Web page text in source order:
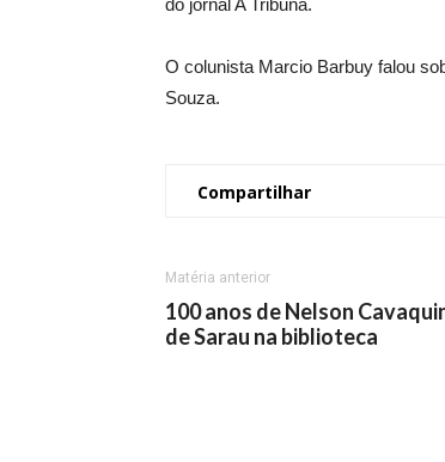
do jornal A Tribuna.
O colunista Marcio Barbuy falou
Souza.
Compartilhar
Matéria anterior
100 anos de Nelson
de Sarau na biblioteca